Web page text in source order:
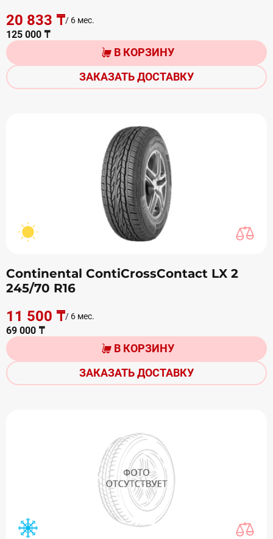
20 833 ₸/ 6 мес.
125 000 ₸
В КОРЗИНУ
ЗАКАЗАТЬ ДОСТАВКУ
Continental ContiCrossContact LX 2
245/70 R16
11 500 ₸/ 6 мес.
69 000 ₸
В КОРЗИНУ
ЗАКАЗАТЬ ДОСТАВКУ